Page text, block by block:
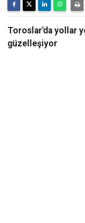
Toroslar'da yollar
güzelleşiyor